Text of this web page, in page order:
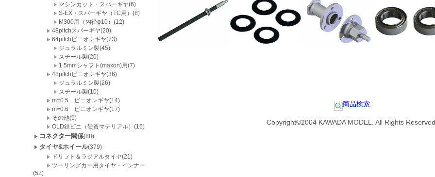
マシンカット・スパーギヤ(6)
S-EX・スパーギヤ（TC用）(8)
M300用（内径φ10）(12)
48pitchスパーギヤ(20)
64pitchピニオンギヤ(73)
ジュラルミン製(45)
スチール製(20)
1.5mmシャフト(maxon)用(7)
48pitchピニオンギヤ(36)
ジュラルミン製(26)
スチール製(10)
m=0.5 ピニオンギヤ(14)
m=0.6 ピニオンギヤ(17)
その他(9)
OLD鉄ピニ（硬質マテリアル）(16)
コネクター関係(88)
タイヤ&ホイール(379)
ドリフト＆ラジアルタイヤ(21)
ツーリングカー用タイヤ・インナー
(52)
商品検索
Copyright©2004 KAWADA MODEL. All Rights